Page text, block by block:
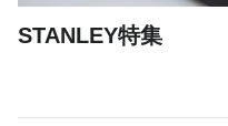
その他
STANLEY特集